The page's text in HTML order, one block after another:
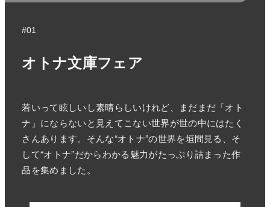
#01
オトナ文庫フェア
若いって眩しいし素晴らしいけれど、まだまだ「オト
ナ」にならないと見えてこない世界が世の中にはたく
さんあります。そんな“オトナ”の世界を垣間見る、そ
して“オトナ”だからわかる魅力がたっぷり詰まった作
品を集めました。